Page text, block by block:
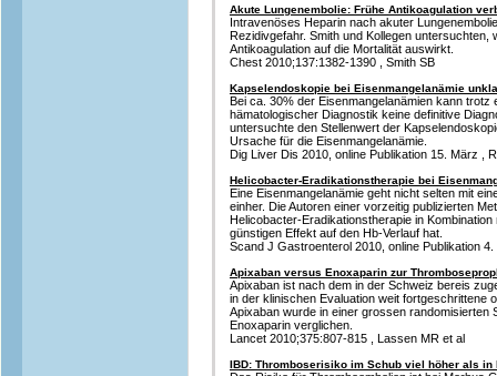
Akute Lungenembolie: Frühe Antikoagulation
Intravenöses Heparin nach akuter
Rezidivgefahr. Smith und Kollegen untersuchten,
Antikoagulation auf die Mortalität auswirkt.
Chest 2010;137:1382-1390 , Smith SB
Kapselendoskopie bei Eisenmangelanämie
Bei ca. 30% der Eisenmangelanämien kann
hämatologischer Diagnostik keine definitive
untersuchte den Stellenwert der
Ursache für die Eisenmangelanämie.
Dig Liver Dis 2010, online Publikation 15. März ,
Helicobacter-Eradikationstherapie bei
Eine Eisenmangelanämie geht nicht selten mit
einher. Die Autoren einer vorzeitig publizierten
Helicobacter-Eradikationstherapie in
günstigen Effekt auf den Hb-Verlauf hat.
Scand J Gastroenterol 2010, online Publikation
Apixaban versus Enoxaparin zur
Apixaban ist nach dem in der Schweiz bereis
in der klinischen Evaluation weit fortgeschrittene
Apixaban wurde in einer grossen randomisierten
Enoxaparin verglichen.
Lancet 2010;375:807-815 , Lassen MR et al
IBD: Thromboserisiko im Schub viel höher als in